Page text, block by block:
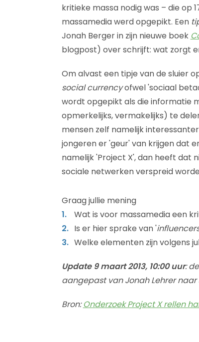
kritieke massa nodig was – die
massamedia werd opgepikt. Een
Jonah Berger in zijn nieuwe boek
blogpost) over schrijft: wat zorgt
Om alvast een tipje van de sluier
social currencyofwel 'sociaal
wordt opgepikt als die informatie
opmerkelijks, vermakelijks) te
mensen zelf namelijk
jongeren er 'geur' van krijgen dat
namelijk 'Project X', dan heeft dat
sociale netwerken verspreid
Graag jullie mening
Wat is voor massamedia een
Is er hier sprake van '
Welke elementen zijn volgens
Update 9 maart 2013, 10:00 uur:
aangepast van Jonah Lehrer
Bron:Onderzoek Project X rellen